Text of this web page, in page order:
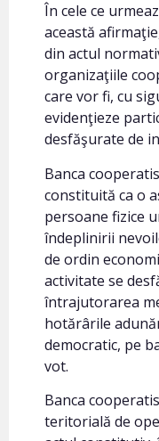
În cele ce
această
din actul
organizaţiile
care vor fi, cu
evidenţieze
desfăşurate de
Banca
constituită ca o
persoane fizice
îndeplinirii
de ordin
activitate se
întrajutorarea
hotărârile
democratic, pe
vot.
Banca
teritorială de